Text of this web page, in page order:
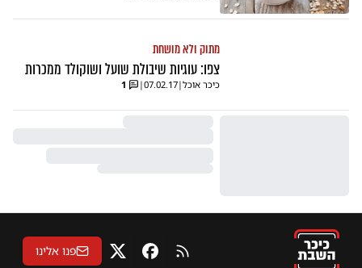
מתוק ולא מושחת
צפו: עוגיות שיבולת שועל ושוקולד ממכרות
כיכר אוכל|
07.02.17
|
1
RSS פייסבוקX פנו אלינו